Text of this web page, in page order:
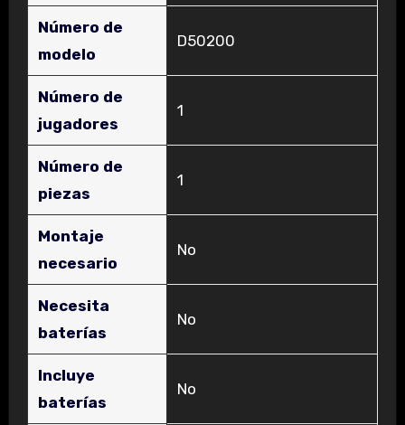
Número de
modelo
‎D50200
Número de
jugadores
‎1
Número de
piezas
‎1
Montaje
necesario
‎No
Necesita
baterías
‎No
Incluye
baterías
‎No